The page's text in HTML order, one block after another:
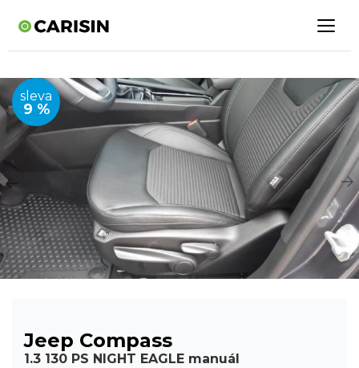
sleva
9 %
Jeep Compass
1.3 130 PS NIGHT EAGLE manuál